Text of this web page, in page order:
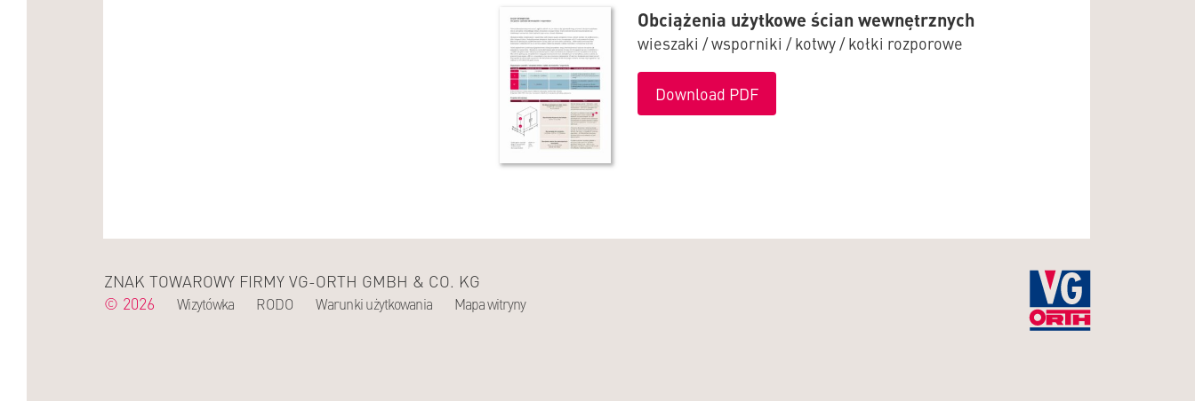
Obciążenia użytkowe ścian wewnętrznych
wieszaki / wsporniki / kotwy / kołki rozporowe
Download PDF
ZNAK TOWAROWY FIRMY VG-ORTH GMBH & CO. KG
© 2026
Wizytówka RODO Warunki użytkowania Mapa witryny